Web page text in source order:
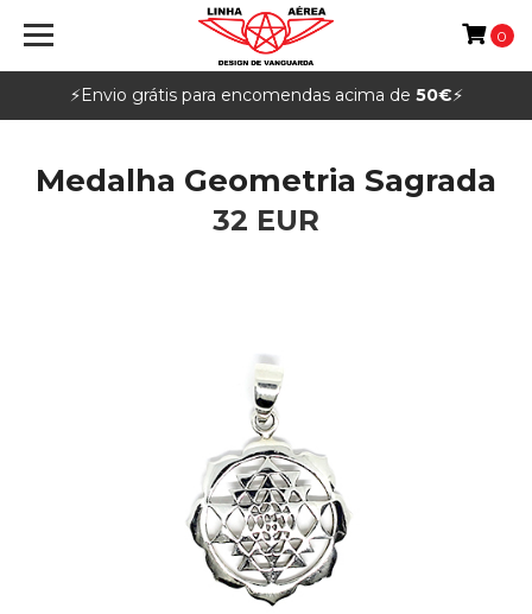
⚡️Envio grátis para encomendas acima de 50€⚡️
0
Medalha Geometria Sagrada
32 EUR